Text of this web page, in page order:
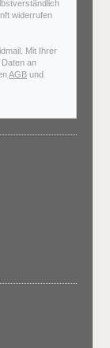
widerrufen
Mit Ihrer
an
AGB und